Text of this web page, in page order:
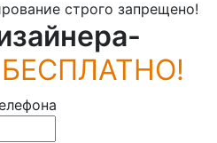
строго запрещено!
БЕСПЛАТНО!